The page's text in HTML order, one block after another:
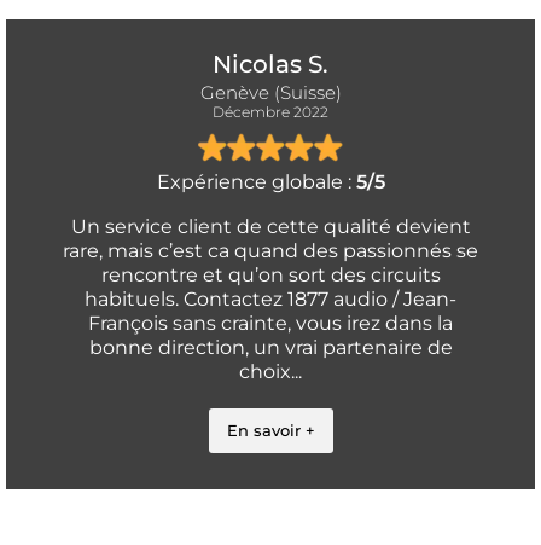
Nicolas S.
Genève (Suisse)
Décembre 2022
Expérience globale : 5/5
Un service client de cette qualité devient
rare, mais c’est ca quand des passionnés se
rencontre et qu’on sort des circuits
habituels. Contactez 1877 audio / Jean-
François sans crainte, vous irez dans la
bonne direction, un vrai partenaire de
choix...
En savoir +